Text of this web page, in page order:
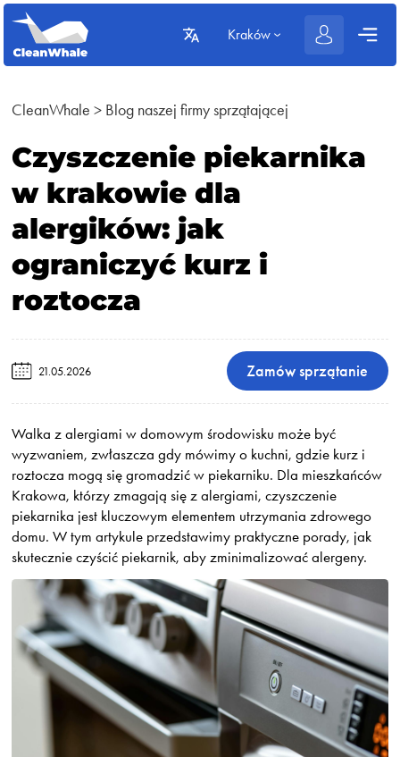
Kraków
CleanWhale > Blog naszej firmy sprzątającej
Czyszczenie piekarnika
w krakowie dla
alergików: jak
ograniczyć kurz i
roztocza
21.05.2026 Zamów sprzątanie
Walka z alergiami w domowym środowisku może być
wyzwaniem, zwłaszcza gdy mówimy o kuchni, gdzie kurz i
roztocza mogą się gromadzić w piekarniku. Dla mieszkańców
Krakowa, którzy zmagają się z alergiami, czyszczenie
piekarnika jest kluczowym elementem utrzymania zdrowego
domu. W tym artykule przedstawimy praktyczne porady, jak
skutecznie czyścić piekarnik, aby zminimalizować alergeny.